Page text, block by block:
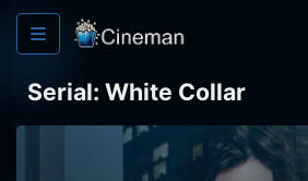
Serial: White Collar